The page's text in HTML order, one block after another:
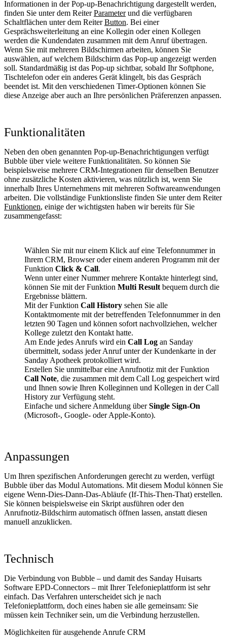
Informationen in der Pop-up-Benachrichtigung dargestellt werden,
finden Sie unter dem ReiterParameterund die verfügbaren
Schaltflächen unter dem ReiterButton. Bei einer
Gesprächsweiterleitung an eine Kollegin oder einen Kollegen
werden die Kundendaten zusammen mit dem Anruf übertragen.
Wenn Sie mit mehreren Bildschirmen arbeiten, können Sie
auswählen, auf welchem Bildschirm das Pop-up angezeigt werden
soll. Standardmäßig ist das Pop-up sichtbar, sobald Ihr Softphone,
Tischtelefon oder ein anderes Gerät klingelt, bis das Gespräch
beendet ist. Mit den verschiedenen Timer‑Optionen können Sie
diese Anzeige aber auch an Ihre persönlichen Präferenzen anpassen.
Funktionalitäten
Neben den oben genannten Pop-up-Benachrichtigungen verfügt
Bubble über viele weitere Funktionalitäten. So können Sie
beispielsweise mehrere CRM‑Integrationen für denselben Benutzer
ohne zusätzliche Kosten aktivieren, was nützlich ist, wenn Sie
innerhalb Ihres Unternehmens mit mehreren Softwareanwendungen
arbeiten. Die vollständige Funktionsliste finden Sie unter dem Reiter
Funktionen, einige der wichtigsten haben wir bereits für Sie
zusammengefasst:
Wählen Sie mit nur einem Klick auf eine Telefonnummer in
Ihrem CRM, Browser oder einem anderen Programm mit der
Funktion Click & Call.
Wenn unter einer Nummer mehrere Kontakte hinterlegt sind,
können Sie mit der Funktion Multi Result bequem durch die
Ergebnisse blättern.
Mit der Funktion Call History sehen Sie alle
Kontaktmomente mit der betreffenden Telefonnummer in den
letzten 90 Tagen und können sofort nachvollziehen, welcher
Kollege zuletzt den Kontakt hatte.
Am Ende jedes Anrufs wird ein Call Log an Sanday
übermittelt, sodass jeder Anruf unter der Kundenkarte in der
Sanday Apotheek protokolliert wird.
Erstellen Sie unmittelbar eine Anrufnotiz mit der Funktion
Call Note, die zusammen mit dem Call Log gespeichert wird
und Ihnen sowie Ihren Kolleginnen und Kollegen in der Call
History zur Verfügung steht.
Einfache und sichere Anmeldung überSingle Sign‑On
(Microsoft-, Google- oder Apple‑Konto).
Anpassungen
Um Ihren spezifischen Anforderungen gerecht zu werden, verfügt
Bubble über das Modul Automations. Mit diesem Modul können Sie
eigene Wenn‑Dies‑Dann‑Das‑Abläufe (If‑This‑Then‑That) erstellen.
Sie können beispielsweise ein Skript ausführen oder den
Anrufnotiz‑Bildschirm automatisch öffnen lassen, anstatt diesen
manuell anzuklicken.
Technisch
Die Verbindung von Bubble – und damit des Sanday Huisarts
Software EPD‑Connectors – mit Ihrer Telefonieplattform ist sehr
einfach. Das Verfahren unterscheidet sich je nach
Telefonieplattform, doch eines haben sie alle gemeinsam: Sie
müssen kein Techniker sein, um die Verbindung herzustellen.
Möglichkeiten für ausgehende Anrufe CRM